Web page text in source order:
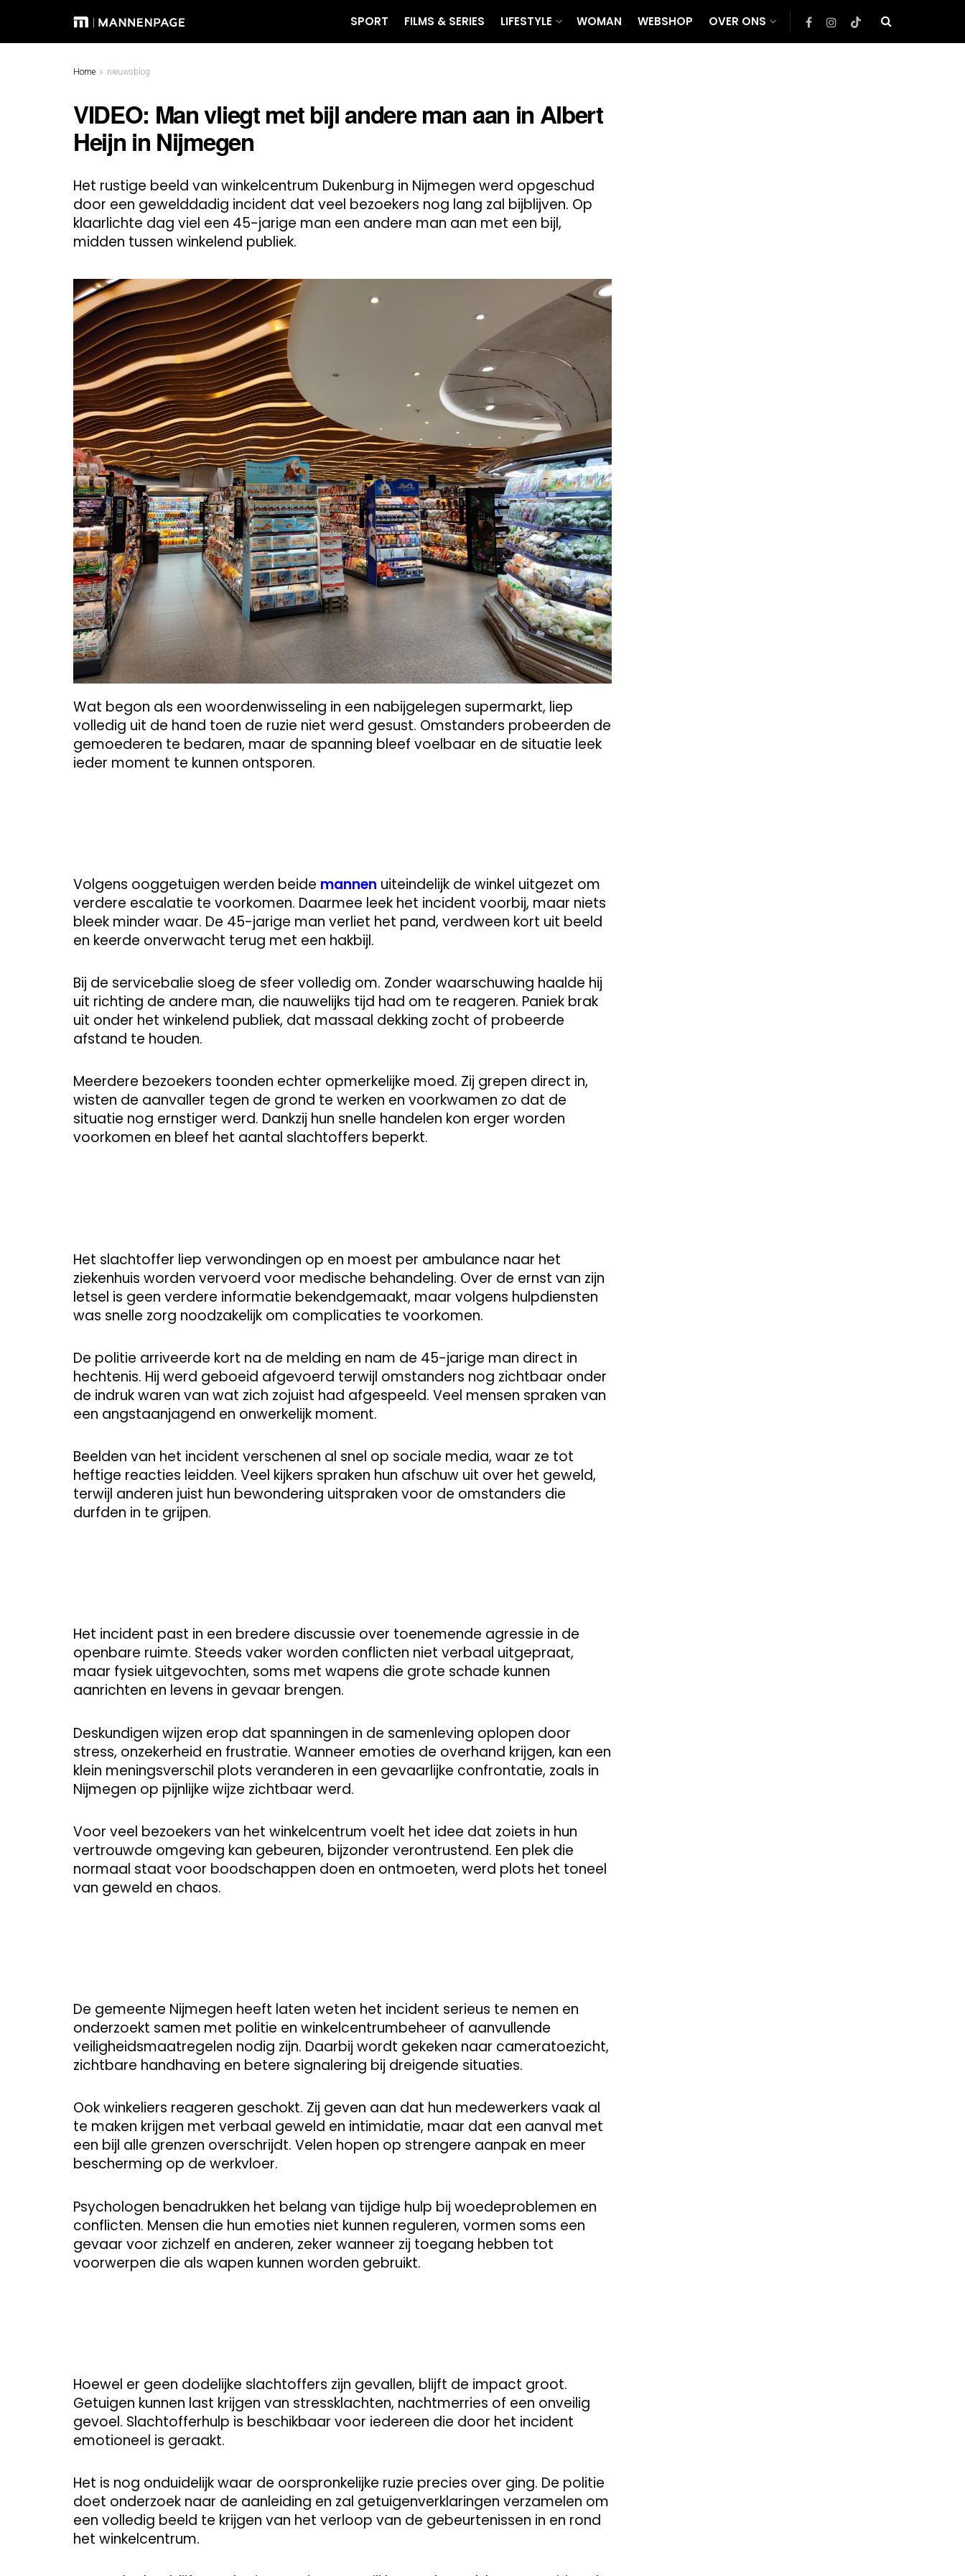
SPORT FILMS & SERIES LIFESTYLE WOMAN WEBSHOP OVER ONS
Home nieuwsblog
VIDEO: Man vliegt met bijl andere man aan in Albert
Heijn in Nijmegen
Het rustige beeld van winkelcentrum Dukenburg in Nijmegen werd opgeschud
door een gewelddadig incident dat veel bezoekers nog lang zal bijblijven. Op
klaarlichte dag viel een 45-jarige man een andere man aan met een bijl,
midden tussen winkelend publiek.
Wat begon als een woordenwisseling in een nabijgelegen supermarkt, liep
volledig uit de hand toen de ruzie niet werd gesust. Omstanders probeerden de
gemoederen te bedaren, maar de spanning bleef voelbaar en de situatie leek
ieder moment te kunnen ontsporen.
Volgens ooggetuigen werden beide mannen uiteindelijk de winkel uitgezet om
verdere escalatie te voorkomen. Daarmee leek het incident voorbij, maar niets
bleek minder waar. De 45-jarige man verliet het pand, verdween kort uit beeld
en keerde onverwacht terug met een hakbijl.
Bij de servicebalie sloeg de sfeer volledig om. Zonder waarschuwing haalde hij
uit richting de andere man, die nauwelijks tijd had om te reageren. Paniek brak
uit onder het winkelend publiek, dat massaal dekking zocht of probeerde
afstand te houden.
Meerdere bezoekers toonden echter opmerkelijke moed. Zij grepen direct in,
wisten de aanvaller tegen de grond te werken en voorkwamen zo dat de
situatie nog ernstiger werd. Dankzij hun snelle handelen kon erger worden
voorkomen en bleef het aantal slachtoffers beperkt.
Het slachtoffer liep verwondingen op en moest per ambulance naar het
ziekenhuis worden vervoerd voor medische behandeling. Over de ernst van zijn
letsel is geen verdere informatie bekendgemaakt, maar volgens hulpdiensten
was snelle zorg noodzakelijk om complicaties te voorkomen.
De politie arriveerde kort na de melding en nam de 45-jarige man direct in
hechtenis. Hij werd geboeid afgevoerd terwijl omstanders nog zichtbaar onder
de indruk waren van wat zich zojuist had afgespeeld. Veel mensen spraken van
een angstaanjagend en onwerkelijk moment.
Beelden van het incident verschenen al snel op sociale media, waar ze tot
heftige reacties leidden. Veel kijkers spraken hun afschuw uit over het geweld,
terwijl anderen juist hun bewondering uitspraken voor de omstanders die
durfden in te grijpen.
Het incident past in een bredere discussie over toenemende agressie in de
openbare ruimte. Steeds vaker worden conflicten niet verbaal uitgepraat,
maar fysiek uitgevochten, soms met wapens die grote schade kunnen
aanrichten en levens in gevaar brengen.
Deskundigen wijzen erop dat spanningen in de samenleving oplopen door
stress, onzekerheid en frustratie. Wanneer emoties de overhand krijgen, kan een
klein meningsverschil plots veranderen in een gevaarlijke confrontatie, zoals in
Nijmegen op pijnlijke wijze zichtbaar werd.
Voor veel bezoekers van het winkelcentrum voelt het idee dat zoiets in hun
vertrouwde omgeving kan gebeuren, bijzonder verontrustend. Een plek die
normaal staat voor boodschappen doen en ontmoeten, werd plots het toneel
van geweld en chaos.
De gemeente Nijmegen heeft laten weten het incident serieus te nemen en
onderzoekt samen met politie en winkelcentrumbeheer of aanvullende
veiligheidsmaatregelen nodig zijn. Daarbij wordt gekeken naar cameratoezicht,
zichtbare handhaving en betere signalering bij dreigende situaties.
Ook winkeliers reageren geschokt. Zij geven aan dat hun medewerkers vaak al
te maken krijgen met verbaal geweld en intimidatie, maar dat een aanval met
een bijl alle grenzen overschrijdt. Velen hopen op strengere aanpak en meer
bescherming op de werkvloer.
Psychologen benadrukken het belang van tijdige hulp bij woedeproblemen en
conflicten. Mensen die hun emoties niet kunnen reguleren, vormen soms een
gevaar voor zichzelf en anderen, zeker wanneer zij toegang hebben tot
voorwerpen die als wapen kunnen worden gebruikt.
Hoewel er geen dodelijke slachtoffers zijn gevallen, blijft de impact groot.
Getuigen kunnen last krijgen van stressklachten, nachtmerries of een onveilig
gevoel. Slachtofferhulp is beschikbaar voor iedereen die door het incident
emotioneel is geraakt.
Het is nog onduidelijk waar de oorspronkelijke ruzie precies over ging. De politie
doet onderzoek naar de aanleiding en zal getuigenverklaringen verzamelen om
een volledig beeld te krijgen van het verloop van de gebeurtenissen in en rond
het winkelcentrum.